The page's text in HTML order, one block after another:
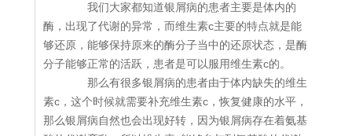
我们大家都知道银屑病的患者主要是体内的
酶，出现了代谢的异常，而维生素c主要的特点就是能
够还原，能够保持原来的酶分子当中的还原状态，是酶
分子能够正常的活跃，患者是可以服用维生素c的。
那么有很多银屑病的患者由于体内缺失的维生
素c，这个时候就需要补充维生素c，恢复健康的水平，
那么银屑病自然也会出现好转，因为银屑病存在着氨基